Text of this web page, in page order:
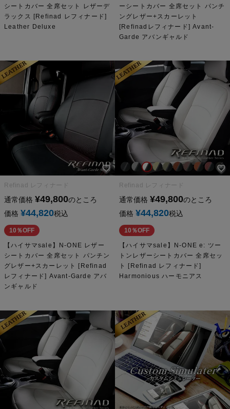
シートカバー 全席セット レザーデ
ラックス [Refinad レフィナード]
Leather Deluxe
ーシートカバー 全席セット パンチ
ングレザー+スカーレット
[Refinadレフィナード] Avant-
Garde アバンギャルド
Refinad レフィナード
通常価格 ¥49,800のところ
価格 ¥44,820税込
10％OFF
【ハイサマsale】N-ONE レザー
シートカバー 全席セット パンチン
グレザー+スカーレット [Refinad
レフィナード] Avant-Garde アバ
ンギャルド
Refinad レフィナード
通常価格 ¥49,800のところ
価格 ¥44,820税込
10％OFF
【ハイサマsale】N-ONE e: ツー
トンレザーシートカバー 全席セッ
ト [Refinad レフィナード]
Harmonious ハーモニアス